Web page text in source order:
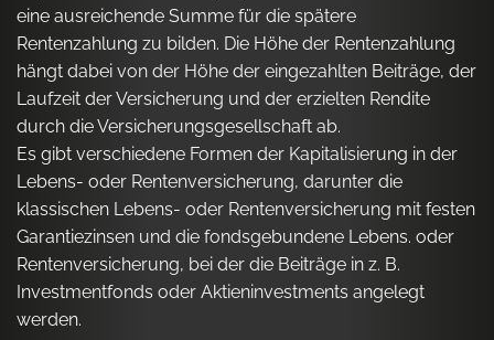
eine ausreichende Summe für die spätere
Rentenzahlung zu bilden. Die Höhe der Rentenzahlung
hängt dabei von der Höhe der eingezahlten Beiträge, der
Laufzeit der Versicherung und der erzielten Rendite
durch die Versicherungsgesellschaft ab.
Es gibt verschiedene Formen der Kapitalisierung in der
Lebens- oder Rentenversicherung, darunter die
klassischen Lebens- oder Rentenversicherung mit festen
Garantiezinsen und die fondsgebundene Lebens. oder
Rentenversicherung, bei der die Beiträge in z. B.
Investmentfonds oder Aktieninvestments angelegt
werden.